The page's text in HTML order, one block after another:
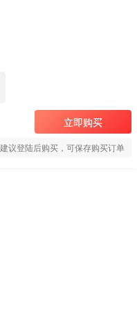
立即购买
议登陆后购买，可保存购买订单